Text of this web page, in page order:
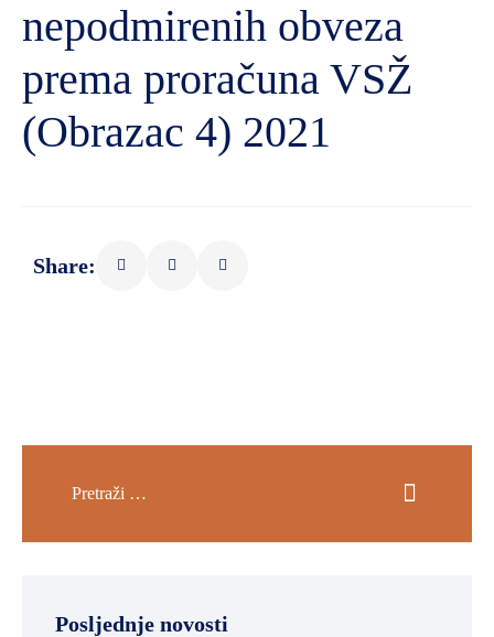
nepodmirenih obveza
prema proračuna VSŽ
(Obrazac 4) 2021
Share:
Posljednje novosti